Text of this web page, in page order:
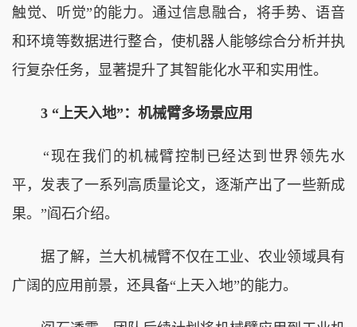
触觉、听觉”的能力。通过信息融合，将手势、语音
和环境等数据进行整合，使机器人能够综合分析并执
行复杂任务，显著提升了其智能化水平和实用性。
3 “上天入地”：机械臂多场景应用
“现在我们的机械臂控制已经达到世界领先水
平，发表了一系列高质量论文，逐渐产出了一些新成
果。”阎石介绍。
据了解，兰大机械臂不仅在工业、农业领域具有
广阔的应用前景，还具备“上天入地”的能力。